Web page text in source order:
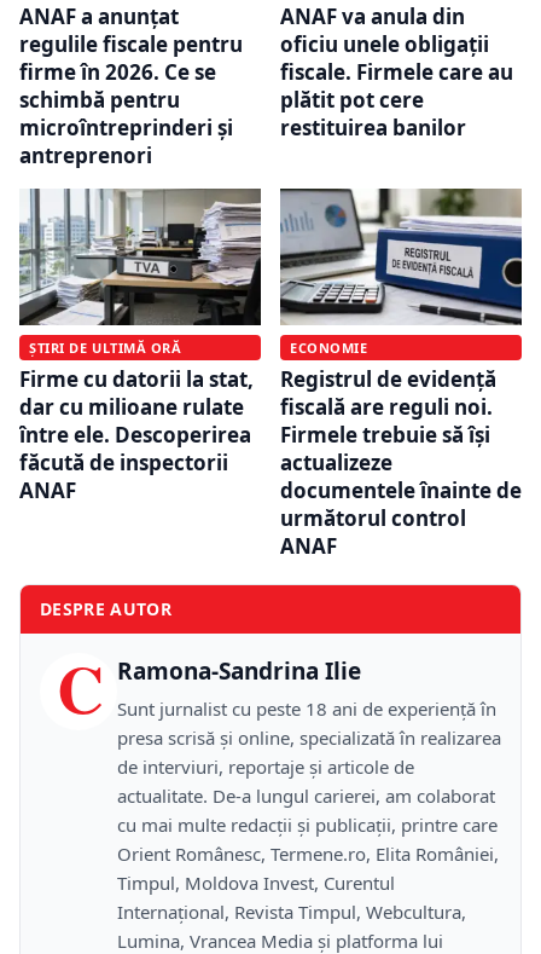
ANAF a anunțat
regulile fiscale pentru
firme în 2026. Ce se
schimbă pentru
microîntreprinderi și
antreprenori
ANAF va anula din
oficiu unele obligații
fiscale. Firmele care au
plătit pot cere
restituirea banilor
ȘTIRI DE ULTIMĂ ORĂ
Firme cu datorii la stat,
dar cu milioane rulate
între ele. Descoperirea
făcută de inspectorii
ANAF
ECONOMIE
Registrul de evidență
fiscală are reguli noi.
Firmele trebuie să își
actualizeze
documentele înainte de
următorul control
ANAF
DESPRE AUTOR
C Ramona-Sandrina Ilie
Sunt jurnalist cu peste 18 ani de experiență în
presa scrisă și online, specializată în realizarea
de interviuri, reportaje și articole de
actualitate. De-a lungul carierei, am colaborat
cu mai multe redacții și publicații, printre care
Orient Românesc, Termene.ro, Elita României,
Timpul, Moldova Invest, Curentul
Internațional, Revista Timpul, Webcultura,
Lumina, Vrancea Media și platforma lui